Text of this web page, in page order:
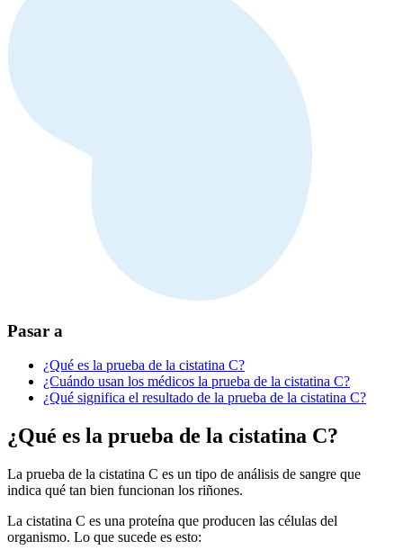
Pasar a
¿Qué es la prueba de la cistatina C?
¿Cuándo usan los médicos la prueba de la cistatina C?
¿Qué significa el resultado de la prueba de la cistatina C?
¿Qué es la prueba de la cistatina C?
La prueba de la cistatina C es un tipo de análisis de sangre que
indica qué tan bien funcionan los riñones.
La cistatina C es una proteína que producen las células del
organismo. Lo que sucede es esto: